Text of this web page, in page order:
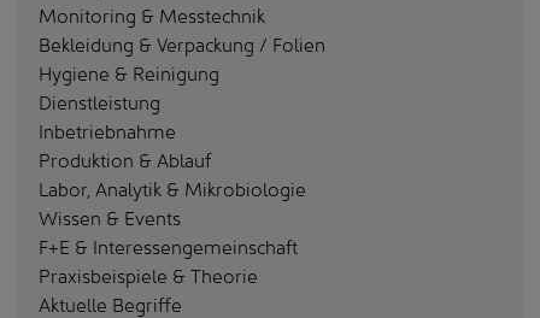
Monitoring & Messtechnik
Bekleidung & Verpackung / Folien
Hygiene & Reinigung
Dienstleistung
Inbetriebnahme
Produktion & Ablauf
Labor, Analytik & Mikrobiologie
Wissen & Events
F+E & Interessengemeinschaft
Praxisbeispiele & Theorie
Aktuelle Begriffe